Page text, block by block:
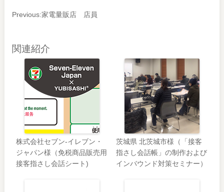
Previous:家電量販店 店員
関連紹介
株式会社セブン‐イレブン・
ジャパン様（免税商品販売用
接客指さし会話シート)
茨城県 北茨城市様（「接客
指さし会話帳」の制作および
インバウンド対策セミナー）